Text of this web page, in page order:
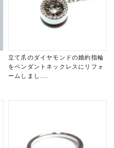
立て爪のダイヤモンドの婚約指輪
をペンダントネックレスにリフォ
ームしまし....